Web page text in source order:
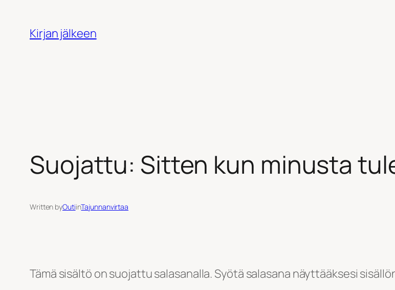
sisältöönKirjan jälkeen
Suojattu: Sitten kun minusta
Written byOutiinTajunnanvirtaa
Tämä sisältö on suojattu salasanalla. Syötä salasana näyttääksesi